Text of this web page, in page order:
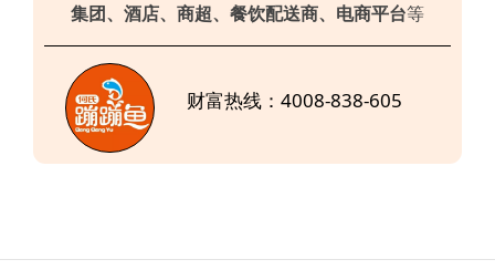
集团、酒店、商超、餐饮配送商、电商平台等
财富热线：4008-838-605